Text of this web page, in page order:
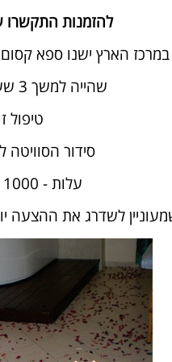
להזמנות התקשרו עכשיו -
במרכז הארץ ישנו ספא
שהייה למשך 3 שעות בסוויטה רומנטית
טיפול
סידור הסוויטה
עלות - 1000 ש"ח כולל מע"מ
לשדרג את ההצעה